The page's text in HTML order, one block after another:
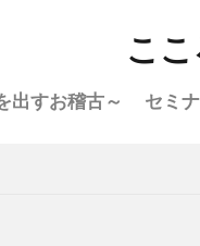
こ
出すお稽古～ セミ